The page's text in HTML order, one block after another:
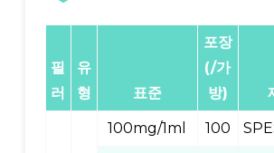
필
러
유
형
표준
포장
(/가
방)
100mg/1ml 100